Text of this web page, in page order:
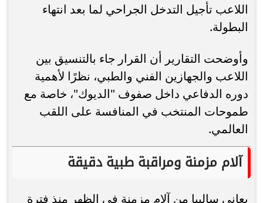
اللاعب تأجيل التدخل الجراحي لما بعد انتهاء
البطولة.
وأوضحت التقارير أن القرار جاء بالتنسيق بين
اللاعب والجهازين الفني والطبي، نظرًا لأهمية
دوره الدفاعي داخل صفوف "الديوك"، خاصة مع
طموحات المنتخب في المنافسة على اللقب
العالمي.
آلام مزمنة ومراقبة طبية دقيقة
يعاني ساليبا من آلام مزمنة في الظهر منذ فترة